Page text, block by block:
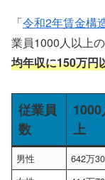
「令和2年賃金構
業員1000人以上
均年収に150万円
従業員
数
上
男性 642万